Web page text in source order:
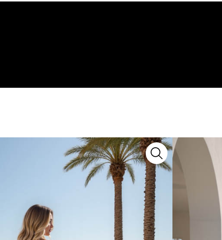
modèle d’exception signé Miss Kelly
. Issu de
faire artisanal et détails raffinés pour sublimer